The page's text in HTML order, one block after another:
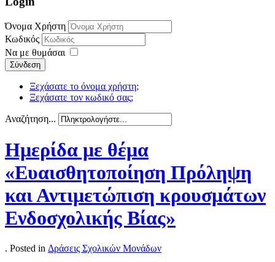
Όνομα Χρήστη
Κωδικός
Να με θυμάσαι
Σύνδεση
Ξεχάσατε το όνομα χρήστη;
Ξεχάσατε τον κωδικό σας;
Αναζήτηση...
Ημερίδα με θέμα
«Ευαισθητοποίηση Πρόληψη
και Αντιμετώπιση κρουσμάτων
Ενδοσχολικής Βίας»
. Posted in Δράσεις Σχολικών Μονάδων